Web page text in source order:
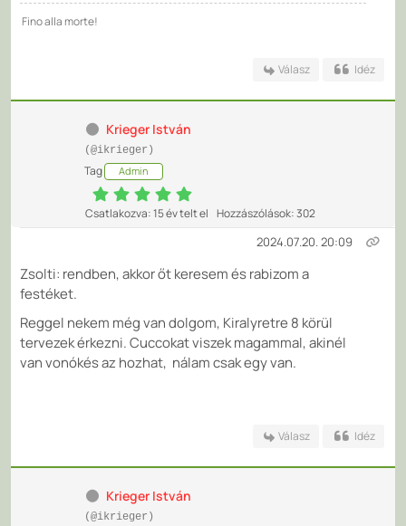
Fino alla morte!
Válasz Idéz
Krieger István
(@ikrieger)
Tag Admin
Csatlakozva: 15 év telt el Hozzászólások: 302
2024.07.20. 20:09
Zsolti: rendben, akkor őt keresem és rabizom a
festéket.
Reggel nekem még van dolgom, Kiralyretre 8 körül
tervezek érkezni. Cuccokat viszek magammal, akinél
van vonókés az hozhat, nálam csak egy van.
Válasz Idéz
Krieger István
(@ikrieger)